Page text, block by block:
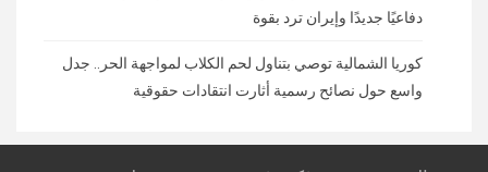
دفاعيًا جديدًا وإيران ترد بقوة
كوريا الشمالية توصي بتناول لحم الكلاب لمواجهة الحر.. جدل
واسع حول نصائح رسمية أثارت انتقادات حقوقية